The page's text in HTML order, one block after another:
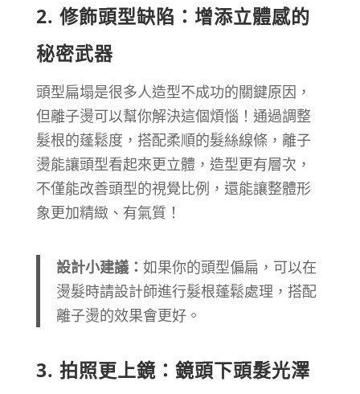
2. 修飾頭型缺陷：增添立體感的
秘密武器
頭型扁塌是很多人造型不成功的關鍵原因，
但離子燙可以幫你解決這個煩惱！通過調整
髮根的蓬鬆度，搭配柔順的髮絲線條，離子
燙能讓頭型看起來更立體，造型更有層次，
不僅能改善頭型的視覺比例，還能讓整體形
象更加精緻、有氣質！
設計小建議： 如果你的頭型偏扁，可以在
燙髮時請設計師進行髮根蓬鬆處理，搭配
離子燙的效果會更好。
3. 拍照更上鏡：鏡頭下頭髮光澤